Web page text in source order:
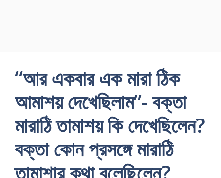
“আর একবার এক মারা ঠিক
আমাশয় দেখেছিলাম”- বক্তা
মারাঠি তামাশয় কি দেখেছিলেন?
বক্তা কোন প্রসঙ্গে মারাঠি
তামাশার কথা বলেছিলেন?